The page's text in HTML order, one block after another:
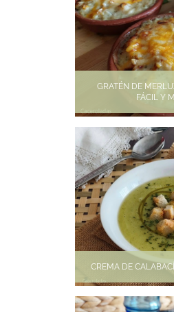
GRATÉN DE
FÁCIL Y
CREMA DE